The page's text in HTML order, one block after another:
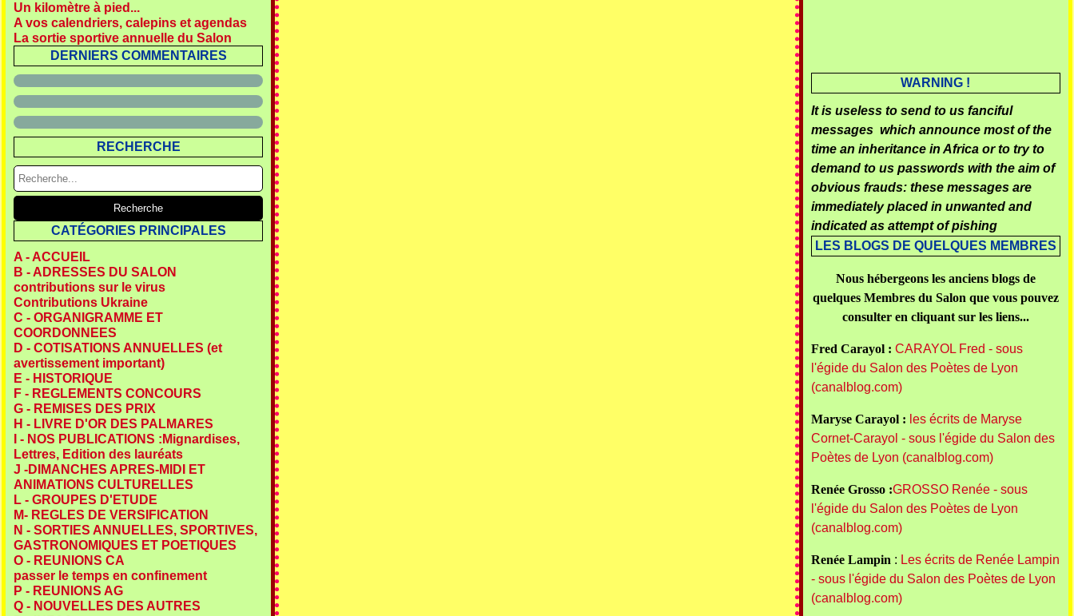
Un kilomètre à pied...
A vos calendriers, calepins et agendas
La sortie sportive annuelle du Salon
DERNIERS COMMENTAIRES
RECHERCHE
CATÉGORIES PRINCIPALES
A - ACCUEIL
B - ADRESSES DU SALON
contributions sur le virus
Contributions Ukraine
C - ORGANIGRAMME ET
COORDONNEES
D - COTISATIONS ANNUELLES (et
avertissement important)
E - HISTORIQUE
F - REGLEMENTS CONCOURS
G - REMISES DES PRIX
H - LIVRE D'OR DES PALMARES
I - NOS PUBLICATIONS :Mignardises,
Lettres, Edition des lauréats
J -DIMANCHES APRES-MIDI ET
ANIMATIONS CULTURELLES
L - GROUPES D'ETUDE
M- REGLES DE VERSIFICATION
N - SORTIES ANNUELLES, SPORTIVES,
GASTRONOMIQUES ET POETIQUES
O - REUNIONS CA
passer le temps en confinement
P - REUNIONS AG
Q - NOUVELLES DES AUTRES
WARNING !
It is useless to send to us fanciful
messages which announce most of the
time an inheritance in Africa or to try to
demand to us passwords with the aim of
obvious frauds: these messages are
immediately placed in unwanted and
indicated as attempt of pishing
LES BLOGS DE QUELQUES MEMBRES
Nous hébergeons les anciens blogs de
quelques Membres du Salon que vous pouvez
consulter en cliquant sur les liens...
Fred Carayol : CARAYOL Fred - sous
l'égide du Salon des Poètes de Lyon
(canalblog.com)
Maryse Carayol : les écrits de Maryse
Cornet-Carayol - sous l'égide du Salon des
Poètes de Lyon (canalblog.com)
Renée Grosso :GROSSO Renée - sous
l'égide du Salon des Poètes de Lyon
(canalblog.com)
Renée Lampin : Les écrits de Renée Lampin
- sous l'égide du Salon des Poètes de Lyon
(canalblog.com)